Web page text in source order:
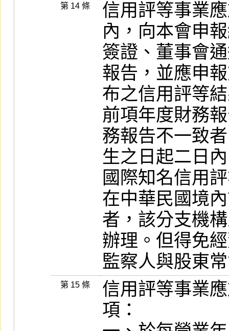
第 14 條
信用評等事業
內，向本會申
簽證、董事會
報告，並應申
布之信用評等
前項年度財務
務報告不一致
生之日起二日
國際知名信用
在中華民國境
者，該分支機
辦理。但得免
監察人與股東
第 15 條
信用評等事業
項：